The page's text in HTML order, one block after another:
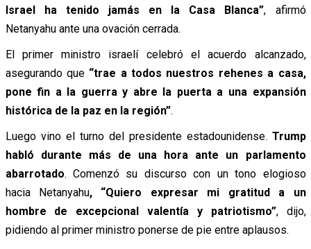
Israel ha tenido jamás en la Casa Blanca”, afirmó
Netanyahu ante una ovación cerrada.
El primer ministro israelí celebró el acuerdo alcanzado,
asegurando que “trae a todos nuestros rehenes a casa,
pone fin a la guerra y abre la puerta a una expansión
histórica de la paz en la región”.
Luego vino el turno del presidente estadounidense. Trump
habló durante más de una hora ante un parlamento
abarrotado. Comenzó su discurso con un tono elogioso
hacia Netanyahu, “Quiero expresar mi gratitud a un
hombre de excepcional valentía y patriotismo”, dijo,
pidiendo al primer ministro ponerse de pie entre aplausos.